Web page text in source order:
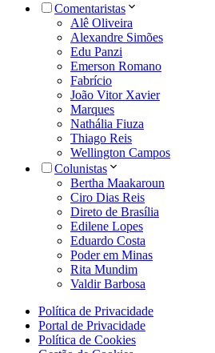
Comentaristas
Alê Oliveira
Alexandre Simões
Edu Panzi
Emerson Romano
Fabrício
João Vitor Xavier
Marques
Nathália Fiuza
Thiago Reis
Wellington Campos
Colunistas
Bertha Maakaroun
Ciro Dias Reis
Direto de Brasília
Edilene Lopes
Eduardo Costa
Poder em Minas
Rita Mundim
Valdir Barbosa
Política de Privacidade
Portal de Privacidade
Política de Cookies